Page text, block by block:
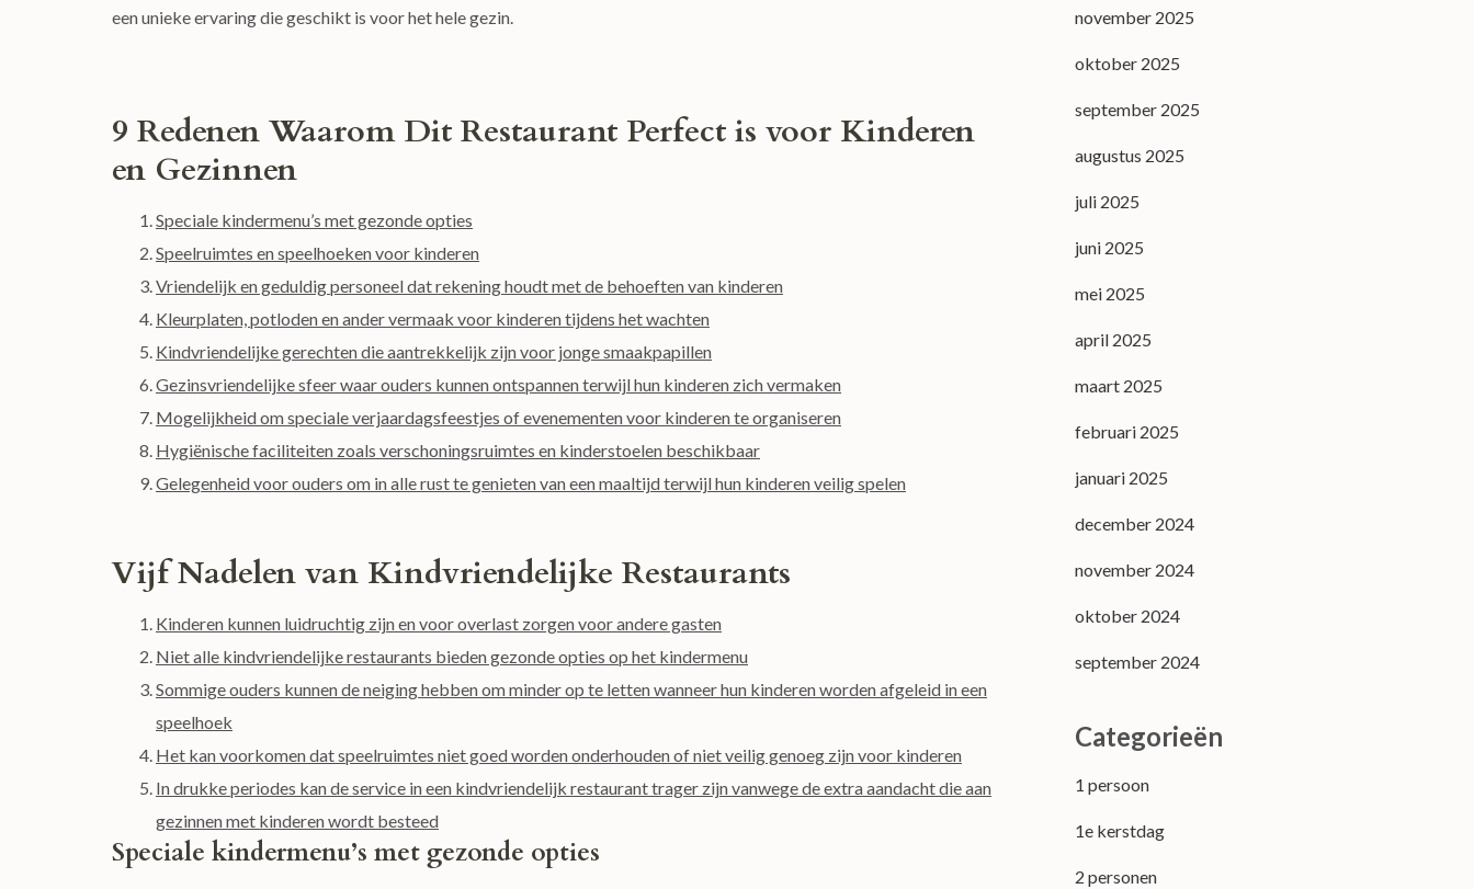
een unieke ervaring die geschikt is voor het hele gezin.
9 Redenen Waarom Dit Restaurant Perfect is voor Kinderen
en Gezinnen
Speciale kindermenu’s met gezonde opties
Speelruimtes en speelhoeken voor kinderen
Vriendelijk en geduldig personeel dat rekening houdt met de behoeften van kinderen
Kleurplaten, potloden en ander vermaak voor kinderen tijdens het wachten
Kindvriendelijke gerechten die aantrekkelijk zijn voor jonge smaakpapillen
Gezinsvriendelijke sfeer waar ouders kunnen ontspannen terwijl hun kinderen zich vermaken
Mogelijkheid om speciale verjaardagsfeestjes of evenementen voor kinderen te organiseren
Hygiënische faciliteiten zoals verschoningsruimtes en kinderstoelen beschikbaar
Gelegenheid voor ouders om in alle rust te genieten van een maaltijd terwijl hun kinderen veilig spelen
Vijf Nadelen van Kindvriendelijke Restaurants
Kinderen kunnen luidruchtig zijn en voor overlast zorgen voor andere gasten
Niet alle kindvriendelijke restaurants bieden gezonde opties op het kindermenu
Sommige ouders kunnen de neiging hebben om minder op te letten wanneer hun kinderen worden afgeleid in een
speelhoek
Het kan voorkomen dat speelruimtes niet goed worden onderhouden of niet veilig genoeg zijn voor kinderen
In drukke periodes kan de service in een kindvriendelijk restaurant trager zijn vanwege de extra aandacht die aan
gezinnen met kinderen wordt besteed
Speciale kindermenu’s met gezonde opties
november 2025
oktober 2025
september 2025
augustus 2025
juli 2025
juni 2025
mei 2025
april 2025
maart 2025
februari 2025
januari 2025
december 2024
november 2024
oktober 2024
september 2024
Categorieën
1 persoon
1e kerstdag
2 personen